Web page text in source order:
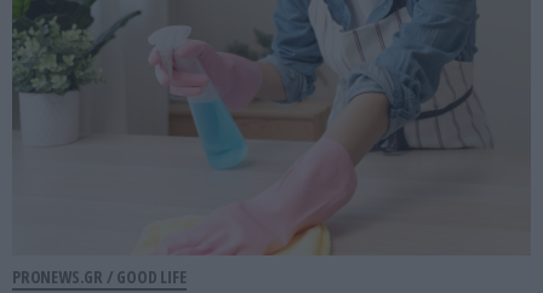
PRONEWS.GR / GOOD LIFE